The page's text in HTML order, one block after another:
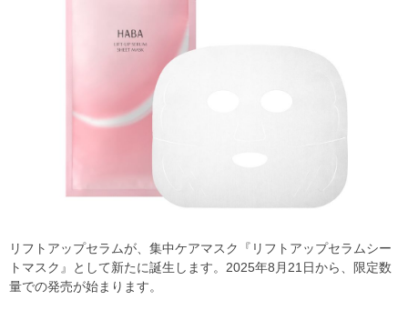
リフトアップセラムが、集中ケアマスク『リフトアップセラムシー
トマスク』として新たに誕生します。2025年8月21日から、限定数
量での発売が始まります。